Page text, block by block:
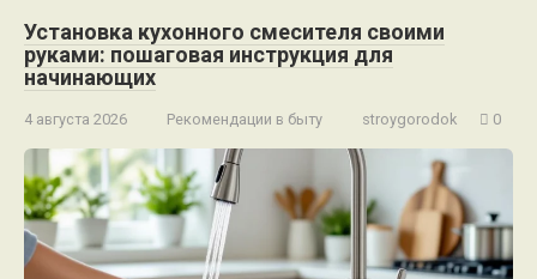
Установка кухонного смесителя своими
руками: пошаговая инструкция для
начинающих
4 августа 2026 Рекомендации в быту stroygorodok 0